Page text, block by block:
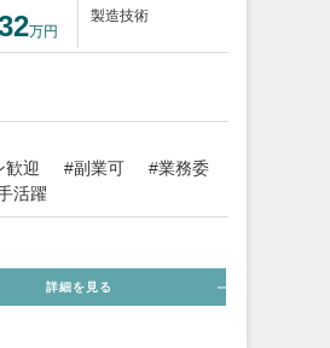
万円
製造技術
歓迎 #副業可
#業務委
活躍
詳細を見る